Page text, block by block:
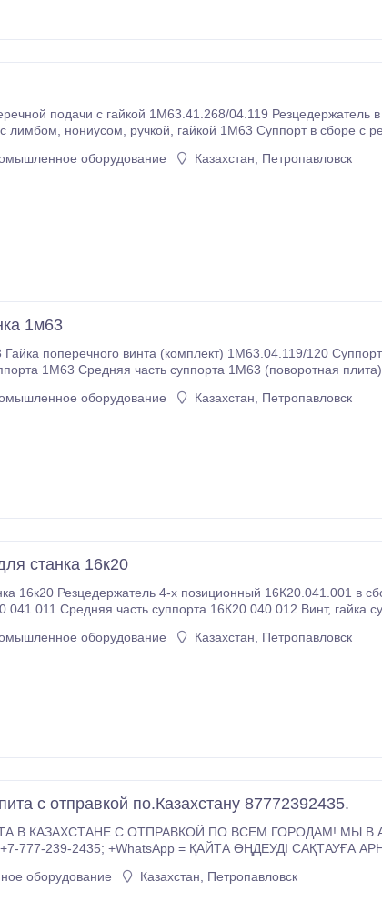
подачи c гайкой 1М63.41.268/04.119 Резцедержатель
оборудование Казахстан, Петропавловск
1м63
Гайка поперечного винта (комплект) 1М63.04.119/120
оборудование Казахстан, Петропавловск
станка 16к20
16к20 Резцедержатель 4-х позиционный 16К20.041.001 в
часть суппорта 16К20.040.012 Винт, гайка суппорта 16К20.040.40213 Клин
оборудование Казахстан, Петропавловск
с отправкой по.Казахстану 87772392435.
В КАЗАХСТАНЕ С ОТПРАВКОЙ ПО ВСЕМ ГОРОДАМ! МЫ В
777-239-2435; +WhatsApp = ҚАЙТА ӨҢДЕУДІ САҚТАУҒА
оборудование Казахстан, Петропавловск